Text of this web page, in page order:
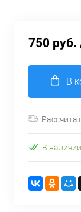
750 руб.
В
В